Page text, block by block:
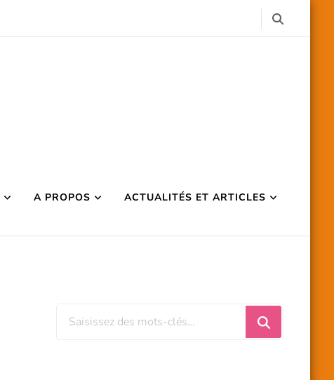
A PROPOS ACTUALITÉS ET ARTICLES
Vous